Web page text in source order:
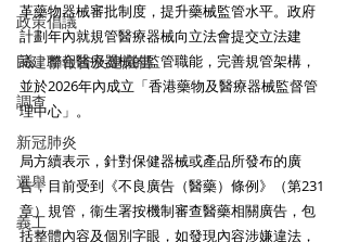
政策倡議
民建聯報告及建議書
調查
新冠肺炎
選舉
義工
革藥物器械審批制度，提升藥械監管水平。政府
計劃年內就規管醫療器械向立法會提交立法建
議，整合醫療器械的監管職能，完善規管架構，
並於2026年內成立「香港藥物及醫療器械監督管
理中心」。
局方續表示，針對保健器械或產品所發布的廣
告，目前受到《不良廣告（醫藥）條例》（第231
章）規管，衞生署按機制審查醫藥相關廣告，包
括整體內容及個別字眼，如發現內容涉嫌違法，